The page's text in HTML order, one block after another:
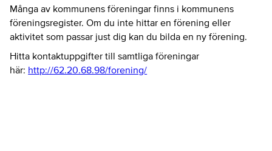
Många av kommunens föreningar finns i kommunens
föreningsregister. Om du inte hittar en förening eller
aktivitet som passar just dig kan du bilda en ny förening.
Hitta kontaktuppgifter till samtliga föreningar
här: http://62.20.68.98/forening/